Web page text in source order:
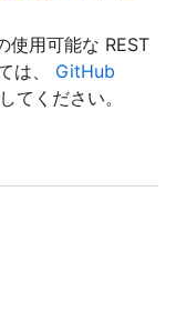
使用可能な REST
は、 GitHub
てください。